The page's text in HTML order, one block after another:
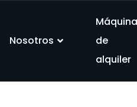
Nosotros
de
alquiler